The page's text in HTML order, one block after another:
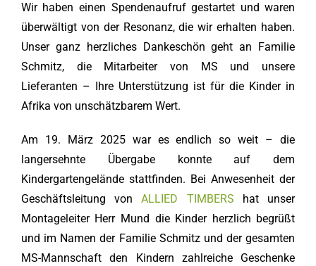
Wir haben einen Spendenaufruf gestartet und waren
überwältigt von der Resonanz, die wir erhalten haben.
Unser ganz herzliches Dankeschön geht an Familie
Schmitz, die Mitarbeiter von MS und unsere
Lieferanten – Ihre Unterstützung ist für die Kinder in
Afrika von unschätzbarem Wert.
Am 19. März 2025 war es endlich so weit – die
langersehnte Übergabe konnte auf dem
Kindergartengelände stattfinden. Bei Anwesenheit der
Geschäftsleitung vonALLIED TIMBERS hat unser
Montageleiter Herr Mund die Kinder herzlich begrüßt
und im Namen der Familie Schmitz und der gesamten
MS-Mannschaft den Kindern zahlreiche Geschenke